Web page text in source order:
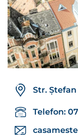
Str. Ștefan
Telefon: